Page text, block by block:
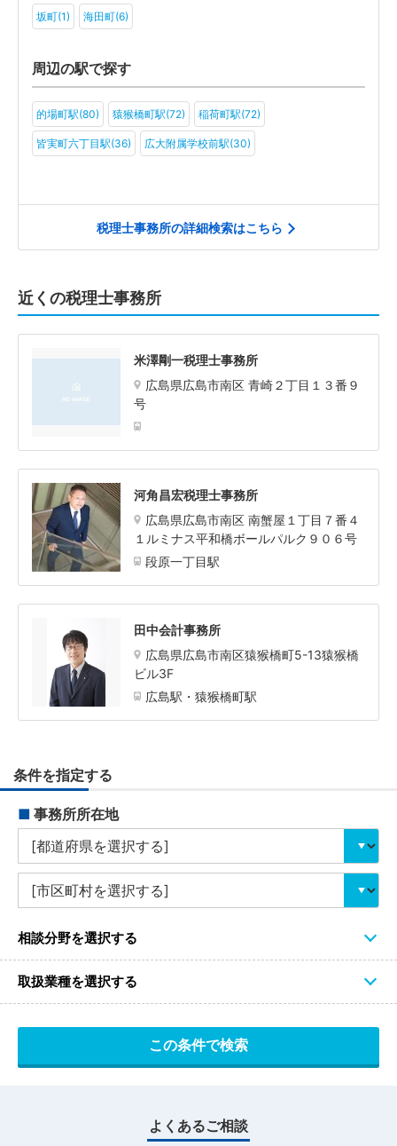
坂町(1) 海田町(6)
周辺の駅で探す
的場町駅(80) 猿猴橋町駅(72) 稲荷町駅(72)
皆実町六丁目駅(36) 広大附属学校前駅(30)
税理士事務所の詳細検索はこちら
近くの税理士事務所
米澤剛一税理士事務所
広島県広島市南区 青崎２丁目１３番９
号
河角昌宏税理士事務所
広島県広島市南区 南蟹屋１丁目７番４
１ルミナス平和橋ボールパルク９０６号
段原一丁目駅
田中会計事務所
広島県広島市南区猿猴橋町5-13猿猴橋
ビル3F
広島駅・猿猴橋町駅
条件を指定する
■ 事務所所在地
相談分野を選択する
取扱業種を選択する
よくあるご相談